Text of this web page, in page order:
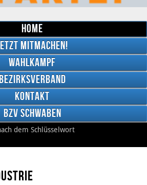
Home
mitmachen!
Wahlkampf
Bezirksverband
Kontakt
BzV Schwaben
dem Schlüsselwort